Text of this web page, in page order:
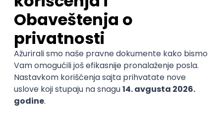
POSLOVI NA MAIL
KATEGORIJA
TEHNOLOGIJA
POSLODAVAC
SENIORITET
NAČIN RADA
Najnoviji poslovi svakog dana u tvom